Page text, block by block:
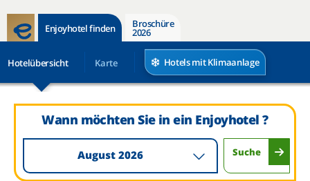
Enjoyhotel finden Broschüre
2026
Hotelübersicht Karte Hotels mit Klimaanlage
Wann möchten Sie in ein Enjoyhotel ?
August 2026 Suche